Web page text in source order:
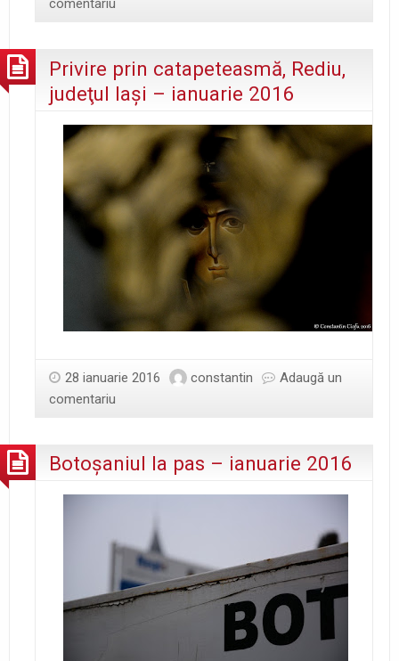
comentariu
Privire prin catapeteasmă, Rediu,
judeţul Iaşi – ianuarie 2016
28 ianuarie 2016 constantin
Adaugă un
comentariu
Botoşaniul la pas – ianuarie 2016